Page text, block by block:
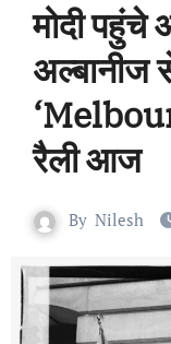
मोदी पहुंचे
अल्बानीज से
रैली आज
By Nilesh